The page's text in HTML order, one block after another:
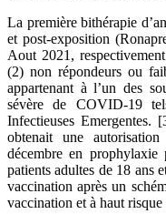
La première bithérapie
et post-exposition
Aout 2021,
(2) non répondeurs ou
appartenant à l’un des
sévère de COVID-19
Infectieuses Emergentes.
obtenait une
décembre en
patients adultes de 18 ans
vaccination après un
vaccination et à haut risque